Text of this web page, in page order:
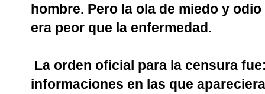
hombre. Pero la ola de miedo y
era peor que la enfermedad.
La orden oficial para la censura
informaciones en las que